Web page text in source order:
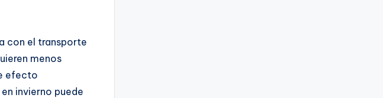
con el transporte
menos
efecto
invierno puede